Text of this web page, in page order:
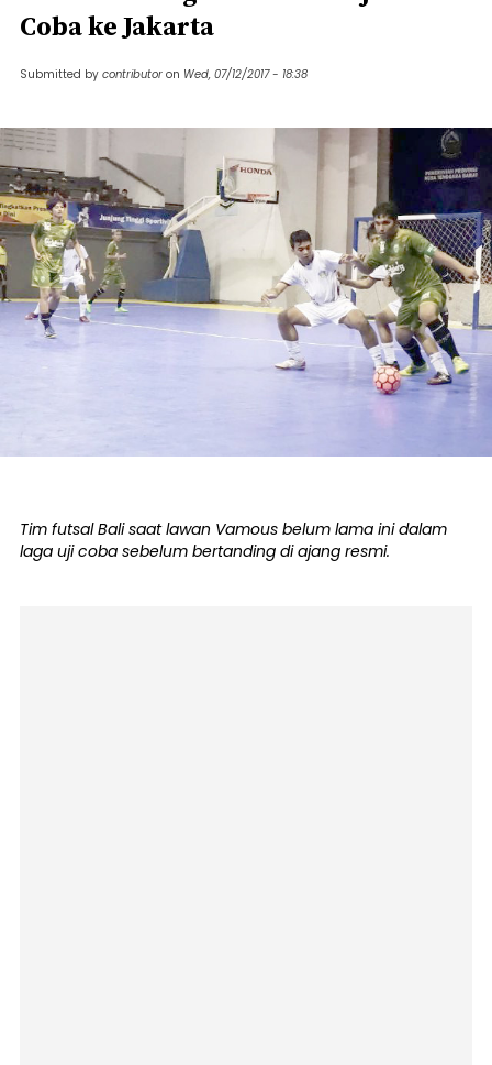
Coba ke Jakarta
Submitted by contributor on Wed, 07/12/2017 - 18:38
Tim futsal Bali saat lawan Vamous belum lama ini dalam
laga uji coba sebelum bertanding di ajang resmi.